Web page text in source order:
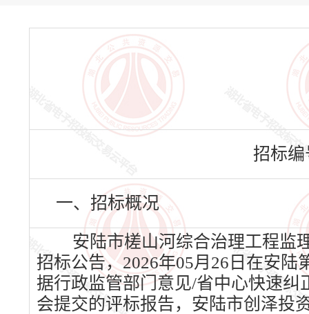
招标编
一、招标概况
安陆市槎山河综合治理工程监
招标公告，2026年05月26日在安陆
据行政监管部门意见/省中心快速纠
会提交的评标报告，安陆市创泽投